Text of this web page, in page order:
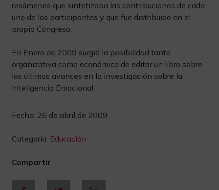
resúmenes que sintetizaba las contribuciones de cada
uno de los participantes y que fue distribuido en el
propio Congreso.
En Enero de 2009 surgió la posibilidad tanto
organizativa como económica de editar un libro sobre
los últimos avances en la investigación sobre la
Inteligencia Emocional.
Fecha: 26 de abril de 2009
Categoría: Educación
Compartir